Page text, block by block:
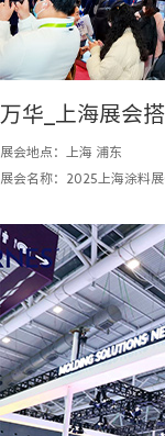
万华_上海展会
展会地点：上海 浦东